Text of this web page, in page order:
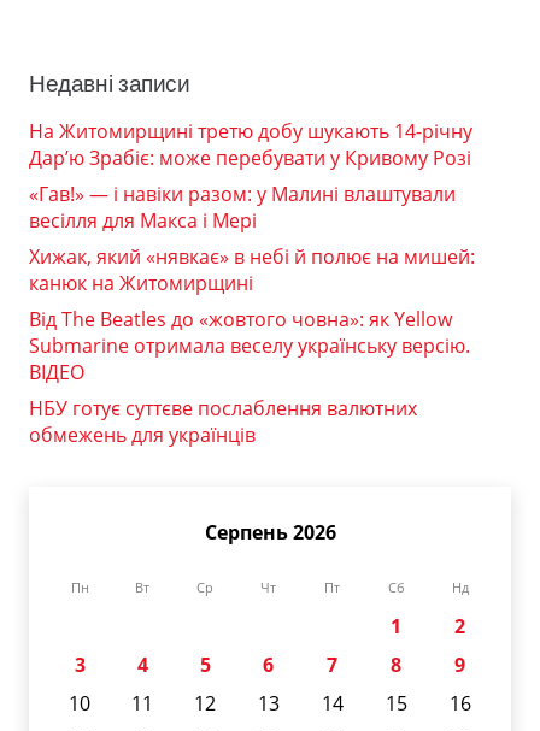
Недавні записи
На Житомирщині третю добу шукають 14-річну
Дар’ю Зрабіє: може перебувати у Кривому Розі
«Гав!» — і навіки разом: у Малині влаштували
весілля для Макса і Мері
Хижак, який «нявкає» в небі й полює на мишей:
канюк на Житомирщині
Від The Beatles до «жовтого човна»: як Yellow
Submarine отримала веселу українську версію.
ВІДЕО
НБУ готує суттєве послаблення валютних
обмежень для українців
Серпень 2026
Пн Вт Ср Чт Пт Сб Нд
1
2
3
4 5 6 7 8
9
10
11 12 13 14 15
16